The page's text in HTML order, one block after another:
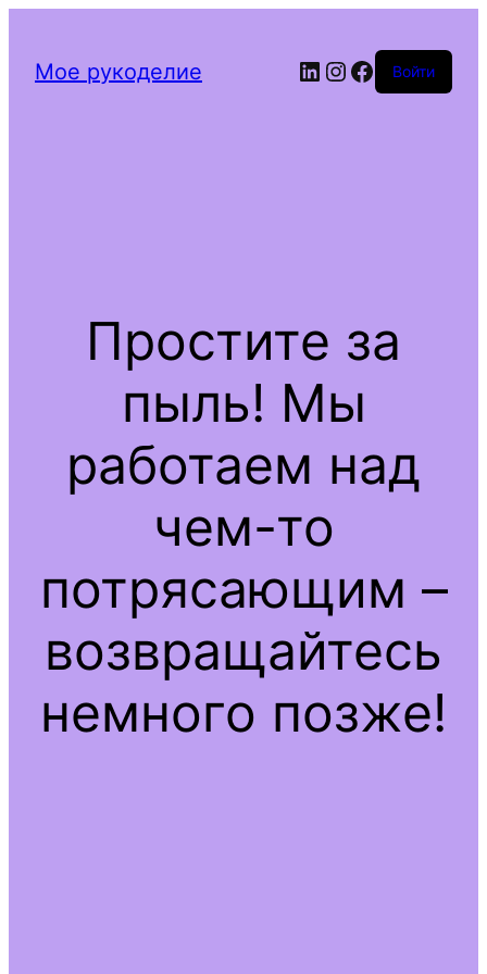
Мое рукоделие LinkedIn
Instagram
Facebook
Войти
Простите за
пыль! Мы
работаем над
чем-то
потрясающим –
возвращайтесь
немного позже!